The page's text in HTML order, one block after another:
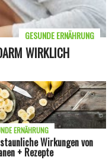
WIRKLICH
GESUNDE ERNÄHRUNG
Wirkungen von
+ Rezepte
ERNÄHRUNG